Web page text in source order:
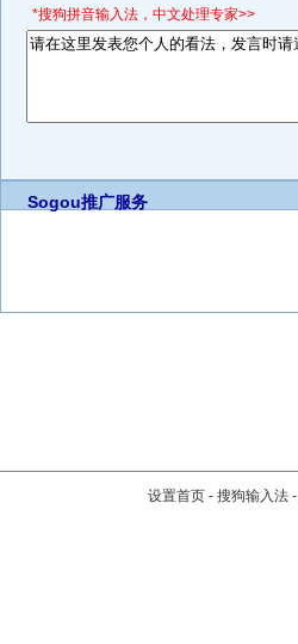
*搜狗拼音输入法，中文处理专家>>
Sogou推广服务
设置首页 - 搜狗输入法 -